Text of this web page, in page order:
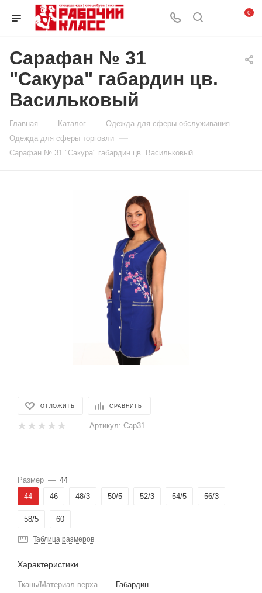
0
Сарафан № 31
"Сакура" габардин цв.
Васильковый
Главная — Каталог — Одежда для сферы обслуживания —
Одежда для сферы торговли —
Сарафан № 31 "Сакура" габардин цв. Васильковый
ОТЛОЖИТЬ СРАВНИТЬ
Артикул: Сар31
Размер — 44
44
46 48/3 50/5 52/3 54/5 56/3
58/5 60
Таблица размеров
Характеристики
Ткань/Материал верха — Габардин